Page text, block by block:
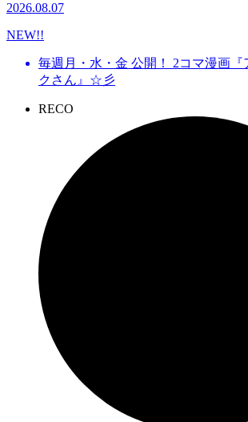
2026.08.07
NEW!!
毎週月・水・金 公開！ 2コマ漫画『
クさん』☆彡
RECO